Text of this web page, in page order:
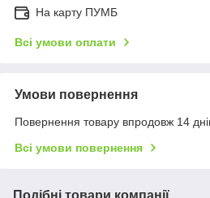
На карту ПУМБ
Всі умови оплати
Умови повернення
Повернення товару впродовж 14
Всі умови повернення